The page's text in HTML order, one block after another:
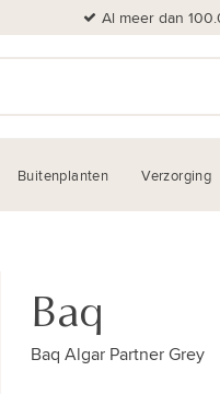
Al meer dan
Buitenplanten Verzorging
Baq
Baq Algar Partner Grey